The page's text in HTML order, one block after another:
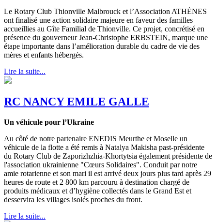
Le Rotary Club Thionville Malbrouck et l’Association ATHÈNES
ont finalisé une action solidaire majeure en faveur des familles
accueillies au Gîte Familial de Thionville. Ce projet, concrétisé en
présence du gouverneur Jean-Christophe ERBSTEIN, marque une
étape importante dans l’amélioration durable du cadre de vie des
mères et enfants hébergés.
Lire la suite...
RC NANCY EMILE GALLE
Un véhicule pour l’Ukraine
Au côté de notre partenaire ENEDIS Meurthe et Moselle un
véhicule de la flotte a été remis à Natalya Makisha past-présidente
du Rotary Club de Zaporizhzhia-Khortytsia également présidente de
l'association ukrainienne "Cœurs Solidaires". Conduit par notre
amie rotarienne et son mari il est arrivé deux jours plus tard après 29
heures de route et 2 800 km parcouru à destination chargé de
produits médicaux et d’hygiène collectés dans le Grand Est et
desservira les villages isolés proches du front.
Lire la suite...